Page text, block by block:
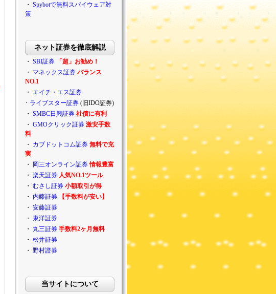
・ Spybotで無料スパイウェア対
策
ネット証券を徹底解説
・ SBI証券
「超」お勧め！
・ マネックス証券 バランス
NO.1
・ エイチ・エス証券
･ ライブスター証券 (旧IDO証券)
・ SMBC日興証券 社債に有利
・ GMOクリック証券 激安手数
料
・ カブドットコム証券 無料で充
実
・
岡三オンライン証券 情報豊富
・ 楽天証券 人気NO.1ツール
・ むさし証券 小額取引が得
・ 内藤証券
【手数料が安い】
・ 安藤証券
・ 東洋証券
・ 丸三証券 手数料2ヶ月無料
・ 松井証券
・ 野村證券
当サイトについて